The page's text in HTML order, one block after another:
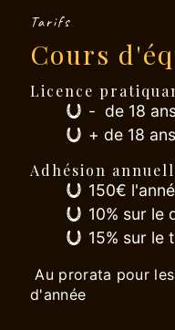
Tarifs
Cours
Licence
- de 18
+ de 18
Adhésion
150€
10% sur le
15% sur le
Au prorata pour
d'année